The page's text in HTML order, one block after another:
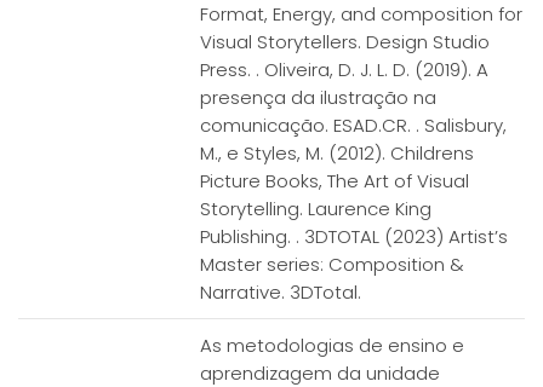
Format, Energy, and composition for
Visual Storytellers. Design Studio
Press. . Oliveira, D. J. L. D. (2019). A
presença da ilustração na
comunicação. ESAD.CR. . Salisbury,
M., e Styles, M. (2012). Childrens
Picture Books, The Art of Visual
Storytelling. Laurence King
Publishing. . 3DTOTAL (2023) Artist’s
Master series: Composition &
Narrative. 3DTotal.
As metodologias de ensino e
aprendizagem da unidade